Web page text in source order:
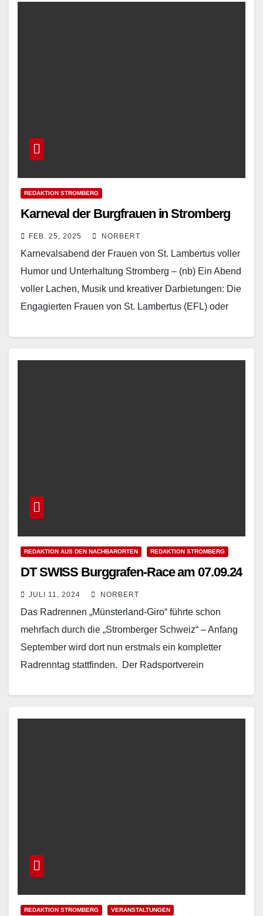
REDAKTION STROMBERG
Karneval der Burgfrauen in Stromberg
FEB. 25, 2025 NORBERT
Karnevalsabend der Frauen von St. Lambertus voller
Humor und Unterhaltung Stromberg – (nb) Ein Abend
voller Lachen, Musik und kreativer Darbietungen: Die
Engagierten Frauen von St. Lambertus (EFL) oder
REDAKTION AUS DEN NACHBARORTEN REDAKTION STROMBERG
DT SWISS Burggrafen-Race am 07.09.24
JULI 11, 2024 NORBERT
Das Radrennen „Münsterland-Giro“ führte schon
mehrfach durch die „Stromberger Schweiz“ – Anfang
September wird dort nun erstmals ein kompletter
Radrenntag stattfinden. Der Radsportverein
REDAKTION STROMBERG VERANSTALTUNGEN